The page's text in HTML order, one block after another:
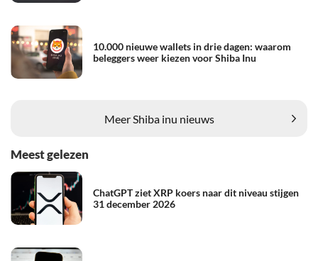
10.000 nieuwe wallets in drie dagen: waarom
beleggers weer kiezen voor Shiba Inu
Meer Shiba inu nieuws
Meest gelezen
ChatGPT ziet XRP koers naar dit niveau stijgen
31 december 2026